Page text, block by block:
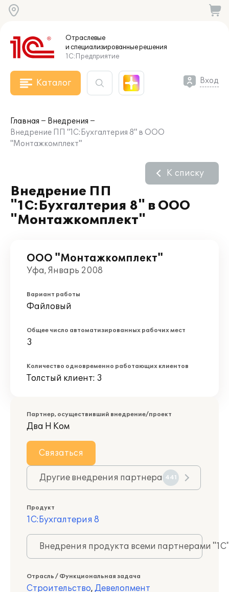
Отраслевые
и специализированныерешения
1С:Предприятие
Каталог Вход
Главная
Внедрения
Внедрение ПП "1С:Бухгалтерия 8" в ООО
"Монтажкомплект"
Внедрение ПП
"1С:Бухгалтерия 8" в ООО
"Монтажкомплект"
К списку
ООО "Монтажкомплект"
Уфа, Январь 2008
Вариант работы
Файловый
Общее число автоматизированных рабочих мест
3
Количество одновременно работающих клиентов
Толстый клиент: 3
Партнер, осуществивший внедрение/проект
Два Н Ком
Связаться
Другие внедрения партнера 441
Продукт
1С:Бухгалтерия 8
Внедрения продукта всеми партнерами
Отрасль / Функциональная задача
Строительство, Девелопмент